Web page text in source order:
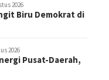
2026
Biru Demokrat di
2026
Pusat-Daerah,